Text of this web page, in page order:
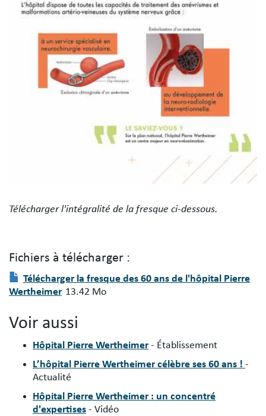
Télécharger l'intégralité de la fresque ci-dessous.
Fichiers à télécharger :
Fichier(s)
à
:
Document
Télécharger la fresque des 60 ans de l'hôpital Pierre
Wertheimer 13.42 Mo
Voir aussi
Hôpital Pierre Wertheimer - Établissement
L’hôpital Pierre Wertheimer célèbre ses 60 ans ! -
Actualité
Hôpital Pierre Wertheimer : un concentré
d'expertises - Vidéo